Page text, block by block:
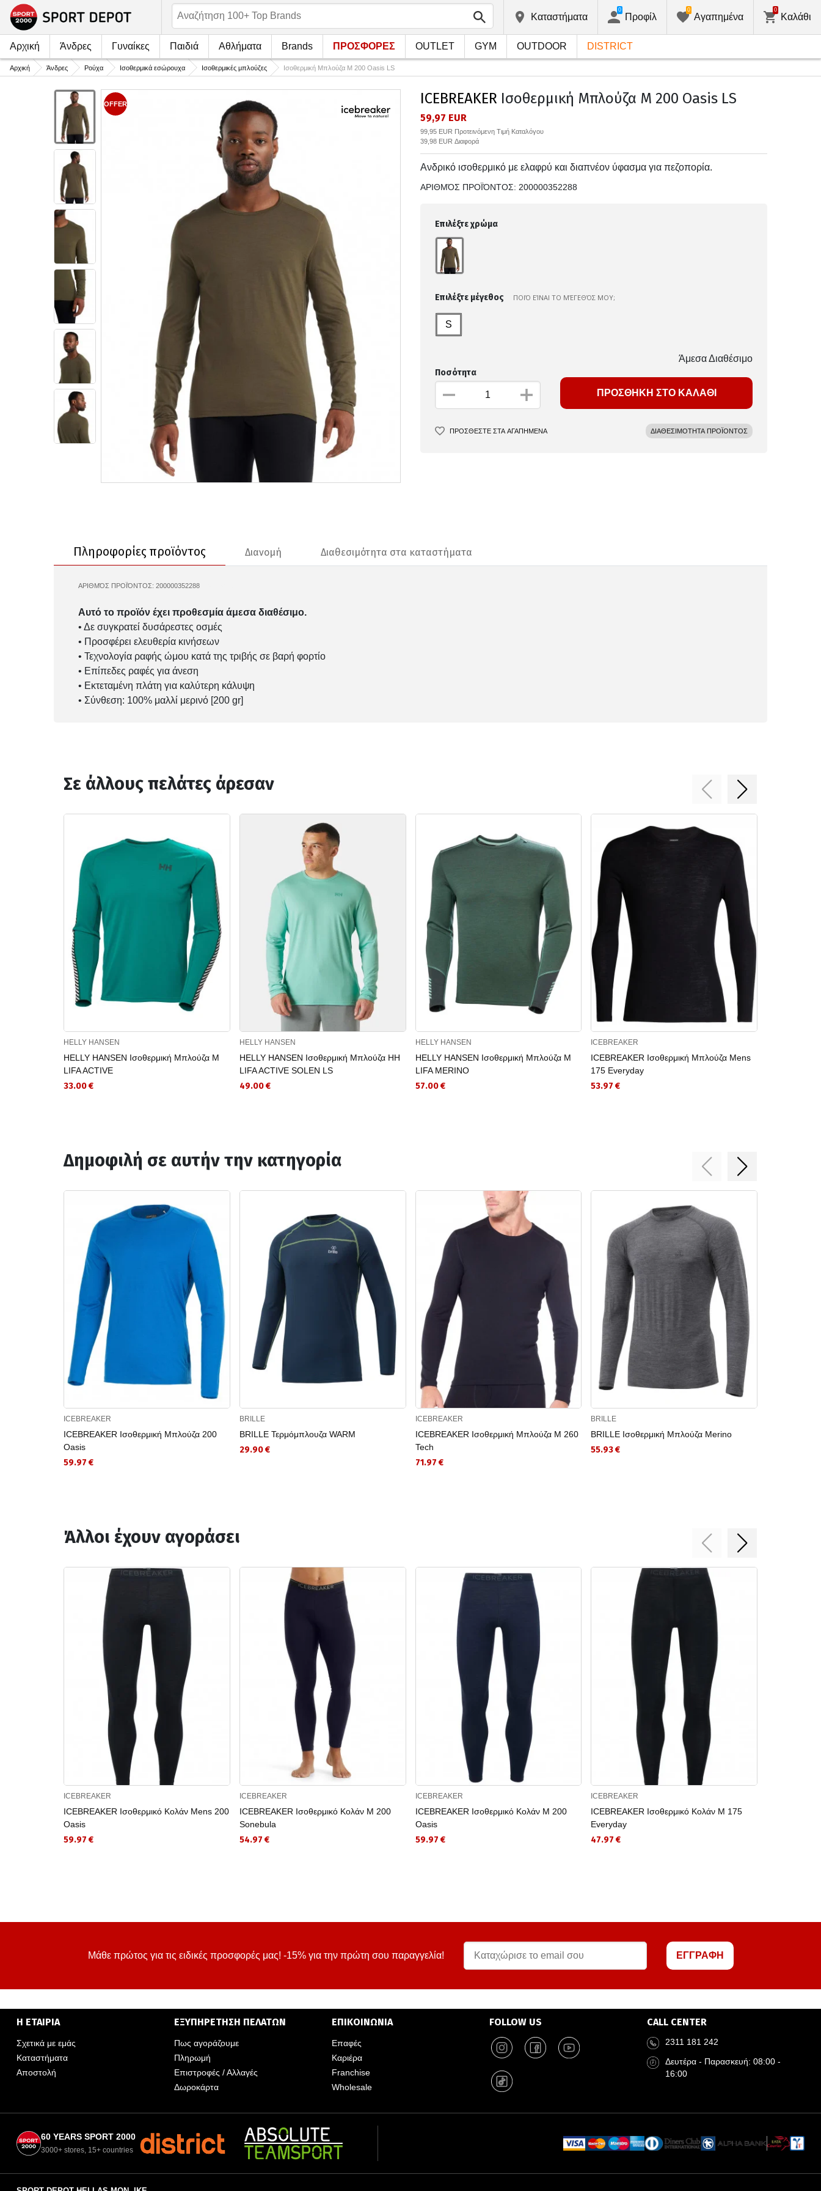
Kαταστήματα Προφίλ
0
Αγαπημένα
0
Καλάθι
0
Αρχική Άνδρες Γυναίκες Παιδιά Αθλήματα Brands ΠΡΟΣΦΟΡΕΣ OUTLET GYM OUTDOOR DISTRICT
Αρχική Άνδρες Ρούχα Ισοθερμικά εσώρουχα Ισοθερμικές μπλούζες Ισοθερμική Μπλούζα M 200 Oasis LS
OFFER ICEBREAKER Ισοθερμική Μπλούζα M 200 Oasis LS
59,97 EUR
99,95 EUR Προτεινόμενη Τιμή Καταλόγου
39,98 EUR Διαφορά
Ανδρικό ισοθερμικό με ελαφρύ και διαπνέον ύφασμα για πεζοπορία.
ΑΡΙΘΜΌΣ ΠΡΟΪΌΝΤΟΣ: 200000352288
Επιλέξτε χρώμα
Επιλέξτε μέγεθος ΠΟΙΌ ΕΊΝΑΙ ΤΟ ΜΈΓΕΘΌΣ ΜΟΥ;
S
Άμεσα Διαθέσιμο
Ποσότητα
ΠΡΟΣΘΗΚΗ ΣΤΟ ΚΑΛΑΘΙ
ΠΡΟΣΘΕΣΤΕ ΣΤΑ ΑΓΑΠΗΜΕΝΑ ΔΙΑΘΕΣΙΜΟΤΗΤΑ ΠΡΟΪΟΝΤΟΣ
Πληροφορίες προϊόντος Διανομή Διαθεσιμότητα στα καταστήματα
ΑΡΙΘΜΌΣ ΠΡΟΪΌΝΤΟΣ: 200000352288
Αυτό το προϊόν έχει προθεσμία άμεσα διαθέσιμο.
• Δε συγκρατεί δυσάρεστες οσμές
• Προσφέρει ελευθερία κινήσεων
• Τεχνολογία ραφής ώμου κατά της τριβής σε βαρή φορτίο
• Επίπεδες ραφές για άνεση
• Εκτεταμένη πλάτη για καλύτερη κάλυψη
• Σύνθεση: 100% μαλλί μερινό [200 gr]
Σε άλλους πελάτες άρεσαν
HELLY HANSEN
HELLY HANSEN Ισοθερμική Μπλούζα M
LIFA ACTIVE
33.00 €
HELLY HANSEN
HELLY HANSEN Ισοθερμική Μπλούζα HH
LIFA ACTIVE SOLEN LS
49.00 €
HELLY HANSEN
HELLY HANSEN Ισοθερμική Μπλούζα M
LIFA MERINO
57.00 €
ICEBREAKER
ICEBREAKER Ισοθερμική Μπλούζα Mens
175 Everyday
53.97 €
Δημοφιλή σε αυτήν την κατηγορία
ICEBREAKER
ICEBREAKER Ισοθερμική Μπλούζα 200
Oasis
59.97 €
BRILLE
BRILLE Τερμόμπλουζα WARM
29.90 €
ICEBREAKER
ICEBREAKER Ισοθερμική Μπλούζα M 260
Tech
71.97 €
BRILLE
BRILLE Ισοθερμική Μπλούζα Merino
55.93 €
Άλλοι έχουν αγοράσει
ICEBREAKER
ICEBREAKER Ισοθερμικό Κολάν Mens 200
Oasis
59.97 €
ICEBREAKER
ICEBREAKER Ισοθερμικό Κολάν M 200
Sonebula
54.97 €
ICEBREAKER
ICEBREAKER Ισοθερμικό Κολάν M 200
Oasis
59.97 €
ICEBREAKER
ICEBREAKER Ισοθερμικό Κολάν M 175
Everyday
47.97 €
Μάθε πρώτος για τις ειδικές προσφορές μας! -15% για την πρώτη σου παραγγελία! ΕΓΓΡΑΦΗ
Η ΕΤΑΙΡΙΑ
Σχετικά με εμάς
Καταστήματα
Αποστολή
ΕΞΥΠΗΡΕΤΗΣΗ ΠΕΛΑΤΩΝ
Πως αγοράζουμε
Πληρωμή
Επιστροφές / Αλλαγές
Δωροκάρτα
ΕΠΙΚΟΙΝΩΝΙΑ
Επαφές
Καριέρα
Franchise
Wholesale
FOLLOW US CALL CENTER
2311 181 242
Δευτέρα - Παρασκευή: 08:00 -
16:00
60 YEARS SPORT 2000
3000+ stores, 15+ countries